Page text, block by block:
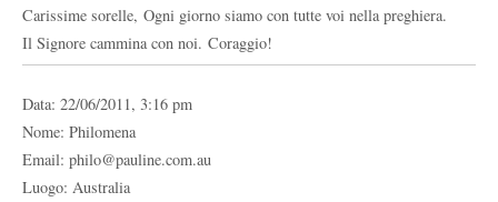
Carissime sorelle, Ogni giorno siamo con tutte voi nella preghiera.
Il Signore cammina con noi. Coraggio!
Data: 22/06/2011, 3:16 pm
Nome: Philomena
Email: philo@pauline.com.au
Luogo: Australia